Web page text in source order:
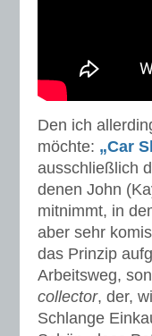
Den ich
möchte: „Car
ausschließlich
denen John
mitnimmt, in
aber sehr
das Prinzip
Arbeitsweg,
collector, der,
Schlange